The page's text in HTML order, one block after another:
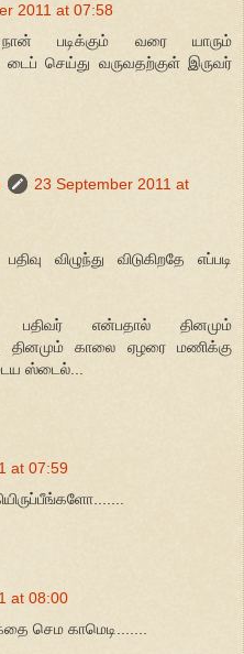
2011 at 07:58
படிக்கும் வரை யாரும்
டைப் செய்து வருவதற்குள் இருவர்
23 September 2011 at
விழுந்து விடுகிறதே எப்படி
என்பதால் தினமும்
தினமும் காலை ஏழரை மணிக்கு
ஸ்டைல்...
at 07:59
at 08:00
செம காமெடி.......